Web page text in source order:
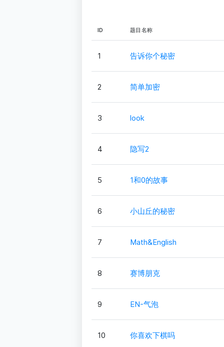
ID 题目名称
1 告诉你个秘密
2 简单加密
3 look
4 隐写2
5 1和0的故事
6 小山丘的秘密
7 Math&English
8 赛博朋克
9 EN-气泡
10 你喜欢下棋吗